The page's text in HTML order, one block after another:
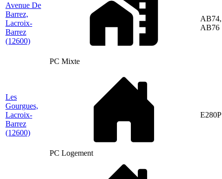
Avenue De
Barrez,
Lacroix-
Barrez
(12600)
PC Mixte
AB74,
AB76
Les
Gourgues,
Lacroix-
Barrez
(12600)
PC Logement
E280P